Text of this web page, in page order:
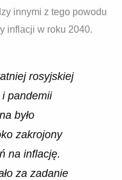
innymi z tego powodu
inflacji w roku 2040.
rosyjskiej
pandemii
było
zakrojony
na inflację.
za zadanie